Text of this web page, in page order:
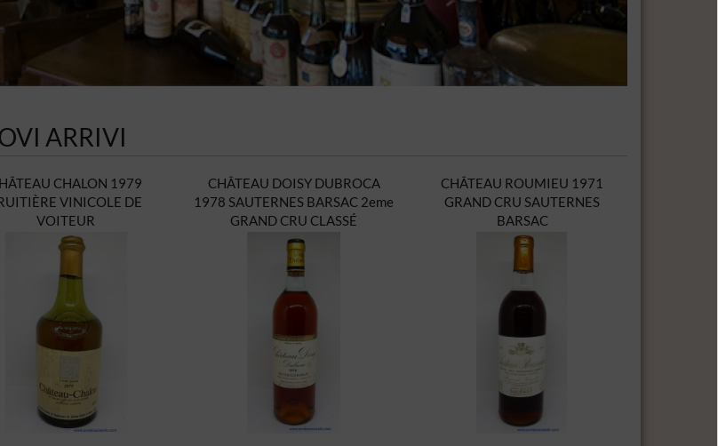
ARRIVI
CHALON 1979
VINICOLE DE
VOITEUR
CHÂTEAU DOISY DUBROCA
1978 SAUTERNES BARSAC 2eme
GRAND CRU CLASSÉ
CHÂTEAU ROUMIEU 1971
GRAND CRU SAUTERNES
BARSAC